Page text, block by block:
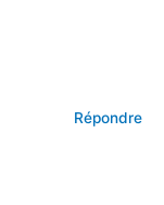
Répondre